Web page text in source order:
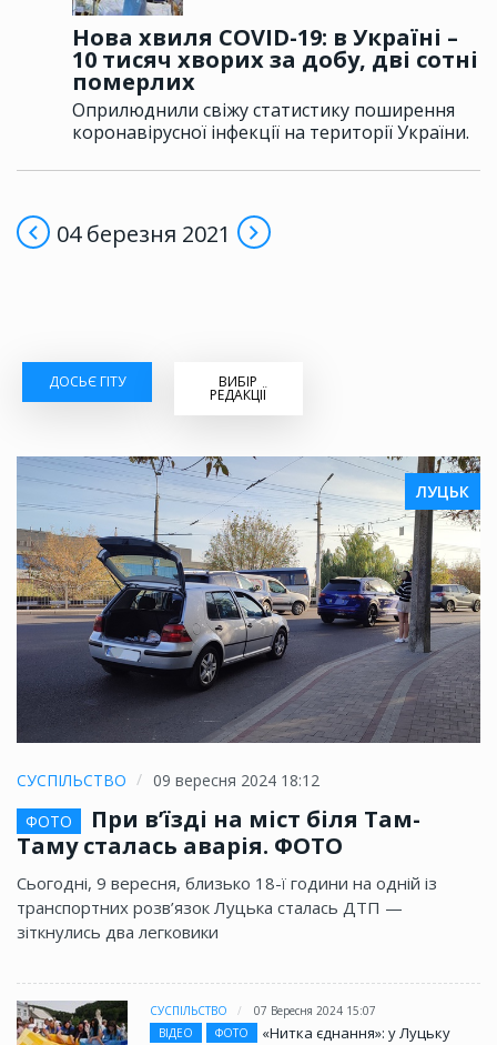
ДОСЬЄ ГІТУ ВИБІР
РЕДАКЦІЇ
ЛУЦЬК
СУСПІЛЬСТВО
09 вересня 2024 18:12
ФОТО
При в’їзді на міст біля Там-
Таму сталась аварія. ФОТО
Сьогодні, 9 вересня, близько 18-ї години на одній із
транспортних розв’язок Луцька сталась ДТП —
зіткнулись два легковики
СУСПІЛЬСТВО
07 Вересня 2024 15:07
ВІДЕО
ФОТО
«Нитка єднання»: у Луцьку
Нова хвиля COVID-19: в Україні –
10 тисяч хворих за добу, дві сотні
померлих
Оприлюднили свіжу статистику поширення
коронавірусної інфекції на території України.
04 березня 2021